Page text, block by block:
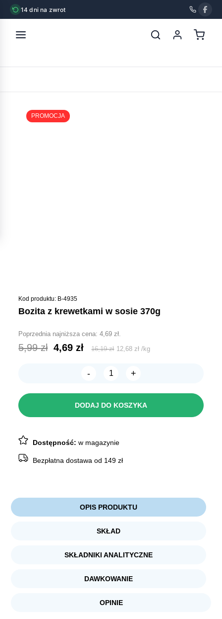
14 dni na zwrot
POWRÓT
PROMOCJA
Kod produktu: B-4935
bozita z krewetkami w sosie 370g
Poprzednia najniższa cena:4,69zł.
5,99zł Pierwotna
wynosiła:
5,99 zł.
4,69złAktualna
wynosi:
4,69 zł.
16,19zł 12,68zł /kg
-
ilość
w
+
DODAJ DO KOSZYKA
Dostępność:w magazynie
Bezpłatna dostawa od 149 zł
OPIS PRODUKTU
SKŁAD
SKŁADNIKI ANALITYCZNE
DAWKOWANIE
OPINIE